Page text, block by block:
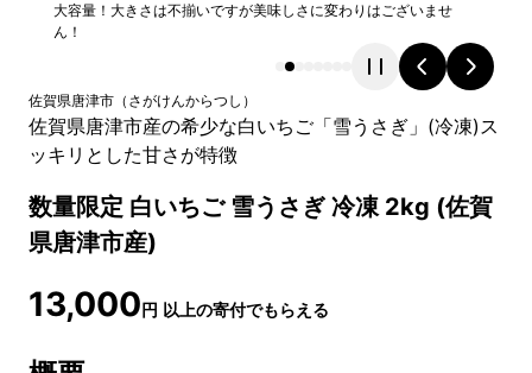
大容量！大きさは不揃いですが美味しさに変わりはございませ
ん！
佐賀県唐津市 （ さがけんからつし ）
佐賀県唐津市産の希少な白いちご「雪うさぎ」(冷凍)ス
ッキリとした甘さが特徴
数量限定 白いちご 雪うさぎ 冷凍 2kg (佐賀
県唐津市産)
13,000円 以上の寄付でもらえる